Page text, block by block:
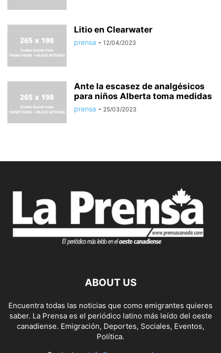
Litio en Clearwater
prensa - 12/04/2023
Ante la escasez de analgésicos
para niños Alberta toma medidas
prensa - 25/03/2023
ABOUT US
Encuentra todas las noticias que como emigrantes quieres
saber. La Prensa es el periódico latino más leído del oeste
canadiense. Emigración, Deportes, Sociales, Eventos,
Política.